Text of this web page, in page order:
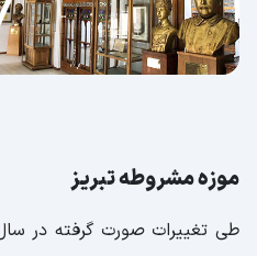
موزه مشروطه تبریز